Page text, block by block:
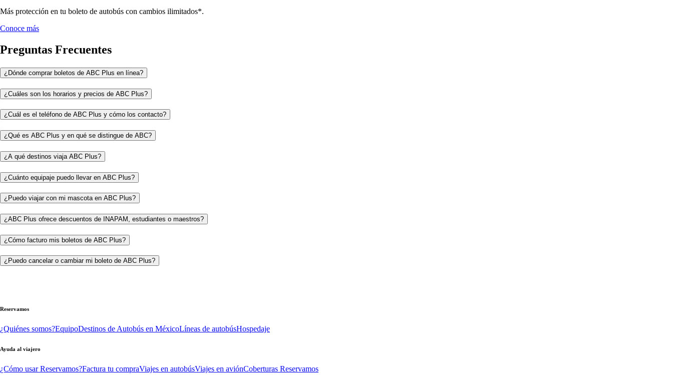
Más protección en tu boleto de autobús con cambios ilimitados*.
Conoce más
Preguntas Frecuentes
¿Dónde comprar boletos de ABC Plus en línea?
¿Cuáles son los horarios y precios de ABC Plus?
¿Cuál es el teléfono de ABC Plus y cómo los contacto?
¿Qué es ABC Plus y en qué se distingue de ABC?
¿A qué destinos viaja ABC Plus?
¿Cuánto equipaje puedo llevar en ABC Plus?
¿Puedo viajar con mi mascota en ABC Plus?
¿ABC Plus ofrece descuentos de INAPAM, estudiantes o maestros?
¿Cómo facturo mis boletos de ABC Plus?
¿Puedo cancelar o cambiar mi boleto de ABC Plus?
Reservamos
¿Quiénes somos?EquipoDestinos de Autobús en MéxicoLíneas de autobúsHospedaje
Ayuda al viajero
¿Cómo usar Reservamos?Factura tu compraViajes en autobúsViajes en aviónCoberturas Reservamos